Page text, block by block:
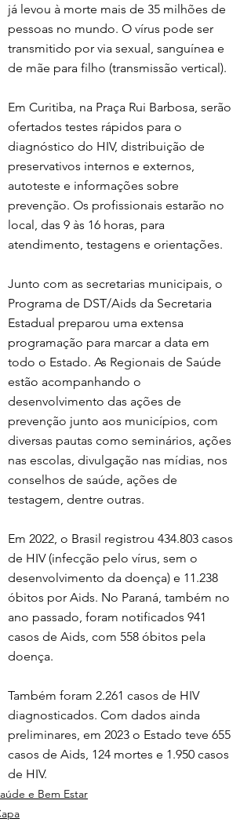
já levou à morte mais de 35 milhões de
pessoas no mundo. O vírus pode ser
transmitido por via sexual, sanguínea e
de mãe para filho (transmissão vertical).
Em Curitiba, na Praça Rui Barbosa, serão
ofertados testes rápidos para o
diagnóstico do HIV, distribuição de
preservativos internos e externos,
autoteste e informações sobre
prevenção. Os profissionais estarão no
local, das 9 às 16 horas, para
atendimento, testagens e orientações.
Junto com as secretarias municipais, o
Programa de DST/Aids da Secretaria
Estadual preparou uma extensa
programação para marcar a data em
todo o Estado. As Regionais de Saúde
estão acompanhando o
desenvolvimento das ações de
prevenção junto aos municípios, com
diversas pautas como seminários, ações
nas escolas, divulgação nas mídias, nos
conselhos de saúde, ações de
testagem, dentre outras.
Em 2022, o Brasil registrou 434.803 casos
de HIV (infecção pelo vírus, sem o
desenvolvimento da doença) e 11.238
óbitos por Aids. No Paraná, também no
ano passado, foram notificados 941
casos de Aids, com 558 óbitos pela
doença.
Também foram 2.261 casos de HIV
diagnosticados. Com dados ainda
preliminares, em 2023 o Estado teve 655
casos de Aids, 124 mortes e 1.950 casos
de HIV.
e Bem Estar